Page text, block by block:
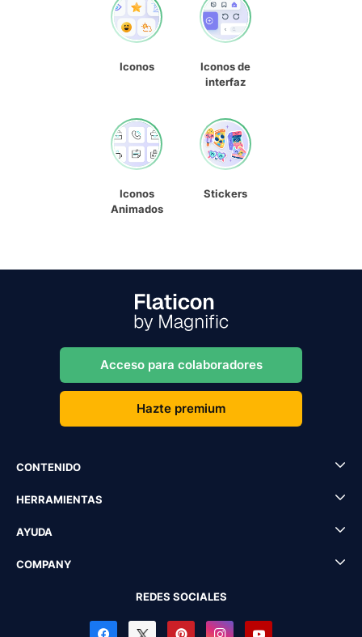
Iconos
Iconos de
interfaz
Iconos
Animados
Stickers
Acceso para colaboradores
Hazte premium
CONTENIDO
HERRAMIENTAS
AYUDA
COMPANY
REDES SOCIALES